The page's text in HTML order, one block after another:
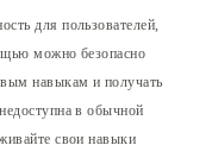
для пользователей,
можно безопасно
навыкам и получать
в обычной
свои навыки